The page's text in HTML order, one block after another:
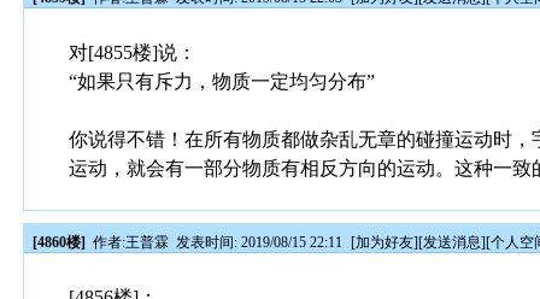
对[4855楼]说：
“如果只有斥力，物质一定均匀分布”
你说得不错！在所有物质都做杂乱无章的碰撞运动时
运动，就会有一部分物质有相反方向的运动。这种一
[4860楼] 作者:王普霖 发表时间: 2019/08/15 22:11 [加为好友][发送消息][个人空